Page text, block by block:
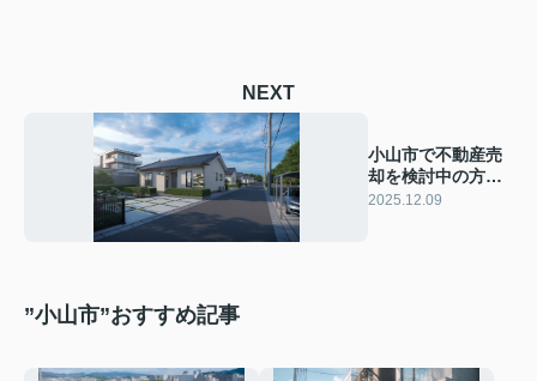
NEXT
小山市で不動産売
却を検討中の方必
見！流れや重要ポ
2025.12.09
”小山市”おすすめ記事